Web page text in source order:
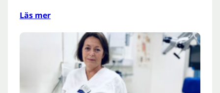
Läs mer